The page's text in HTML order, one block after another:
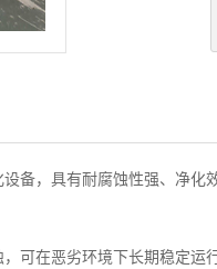
备，具有耐腐蚀性强、净化
可在恶劣环境下长期稳定运行